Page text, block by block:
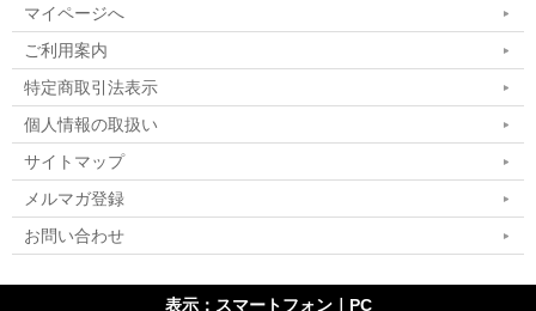
マイページへ
ご利用案内
特定商取引法表示
個人情報の取扱い
サイトマップ
メルマガ登録
お問い合わせ
表示：スマートフォン｜ PC